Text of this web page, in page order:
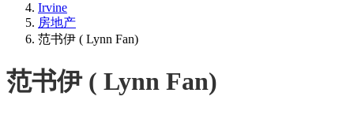
Irvine
房地产
范书伊 ( Lynn Fan)
范书伊 ( Lynn Fan)